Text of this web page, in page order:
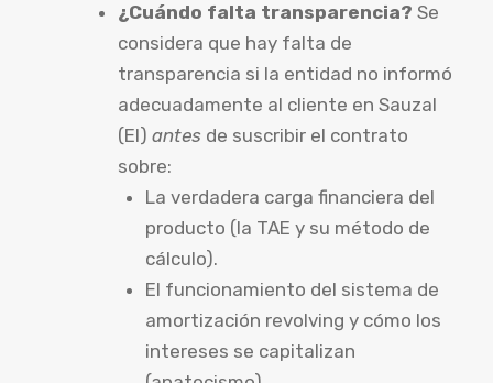
¿Cuándo falta transparencia? Se
considera que hay falta de
transparencia si la entidad no informó
adecuadamente al cliente en Sauzal
(El) antes de suscribir el contrato
sobre:
La verdadera carga financiera del
producto (la TAE y su método de
cálculo).
El funcionamiento del sistema de
amortización revolving y cómo los
intereses se capitalizan